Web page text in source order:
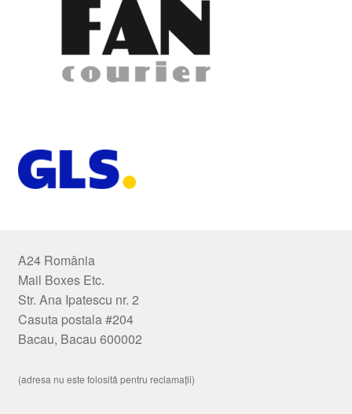
A24 România
Mail Boxes Etc.
Str. Ana Ipatescu nr. 2
Casuta postala #204
Bacau, Bacau 600002
(adresa nu este folosită pentru reclamații)